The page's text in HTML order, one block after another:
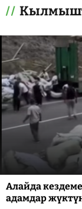
Алайда
адамдар